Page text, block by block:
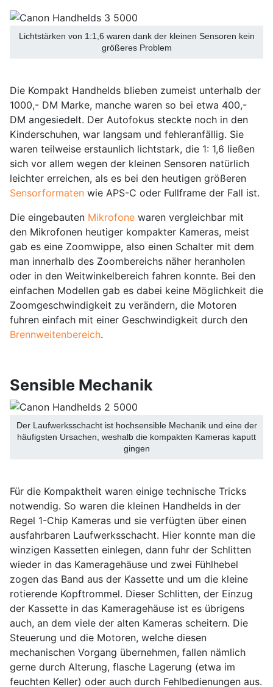
Lichtstärken von 1:1,6 waren dank der kleinen Sensoren kein
größeres Problem
Die Kompakt Handhelds blieben zumeist unterhalb der
1000,- DM Marke, manche waren so bei etwa 400,-
DM angesiedelt. Der Autofokus steckte noch in den
Kinderschuhen, war langsam und fehleranfällig. Sie
waren teilweise erstaunlich lichtstark, die 1: 1,6 ließen
sich vor allem wegen der kleinen Sensoren natürlich
leichter erreichen, als es bei den heutigen größeren
Sensorformaten wie APS-C oder Fullframe der Fall ist.
Die eingebauten Mikrofone waren vergleichbar mit
den Mikrofonen heutiger kompakter Kameras, meist
gab es eine Zoomwippe, also einen Schalter mit dem
man innerhalb des Zoombereichs näher heranholen
oder in den Weitwinkelbereich fahren konnte. Bei den
einfachen Modellen gab es dabei keine Möglichkeit die
Zoomgeschwindigkeit zu verändern, die Motoren
fuhren einfach mit einer Geschwindigkeit durch den
Brennweitenbereich.
Sensible Mechanik
Der Laufwerksschacht ist hochsensible Mechanik und eine der
häufigsten Ursachen, weshalb die kompakten Kameras kaputt
gingen
Für die Kompaktheit waren einige technische Tricks
notwendig. So waren die kleinen Handhelds in der
Regel 1-Chip Kameras und sie verfügten über einen
ausfahrbaren Laufwerksschacht. Hier konnte man die
winzigen Kassetten einlegen, dann fuhr der Schlitten
wieder in das Kameragehäuse und zwei Fühlhebel
zogen das Band aus der Kassette und um die kleine
rotierende Kopftrommel. Dieser Schlitten, der Einzug
der Kassette in das Kameragehäuse ist es übrigens
auch, an dem viele der alten Kameras scheitern. Die
Steuerung und die Motoren, welche diesen
mechanischen Vorgang übernehmen, fallen nämlich
gerne durch Alterung, flasche Lagerung (etwa im
feuchten Keller) oder auch durch Fehlbedienungen aus.